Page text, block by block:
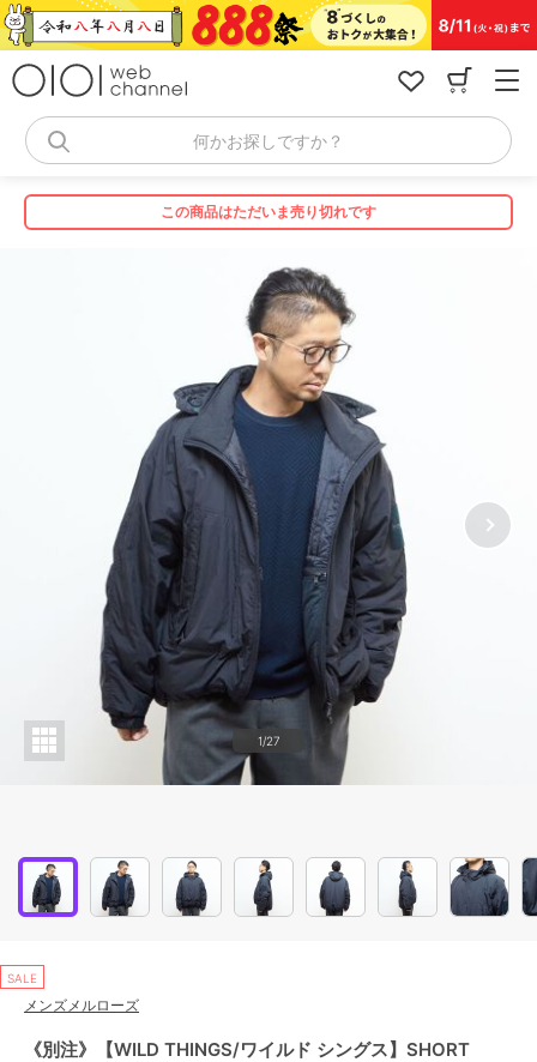
コ
ン
何かお探しですか？
この商品はただいま売り切れです
1/27
SALE
メンズメルローズ
《別注》【WILD THINGS/ワイルド シングス】SHORT